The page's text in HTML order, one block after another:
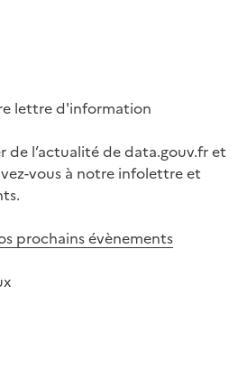
lettre d'information
de l’actualité de data.gouv.fr et
vous à notre infolettre et
prochains évènements